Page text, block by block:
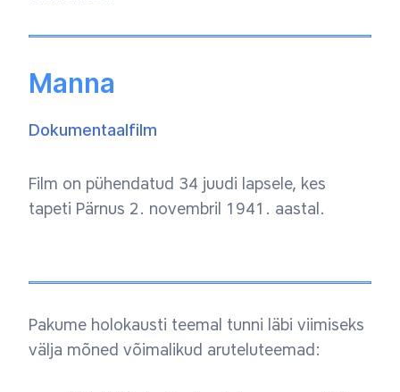
Manna
Dokumentaalfilm
Film on pühendatud 34 juudi lapsele, kes
tapeti Pärnus 2. novembril 1941. aastal.
Pakume holokausti teemal tunni läbi viimiseks
välja mõned võimalikud aruteluteemad: